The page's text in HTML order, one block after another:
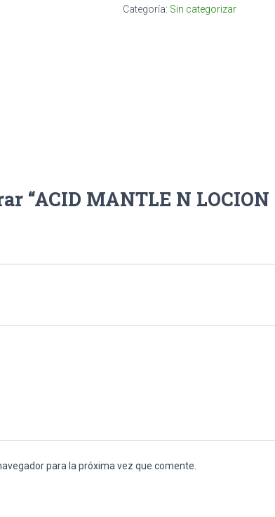
Categoría: Sin categorizar
“ACID MANTLE N LOCION
para la próxima vez que comente.